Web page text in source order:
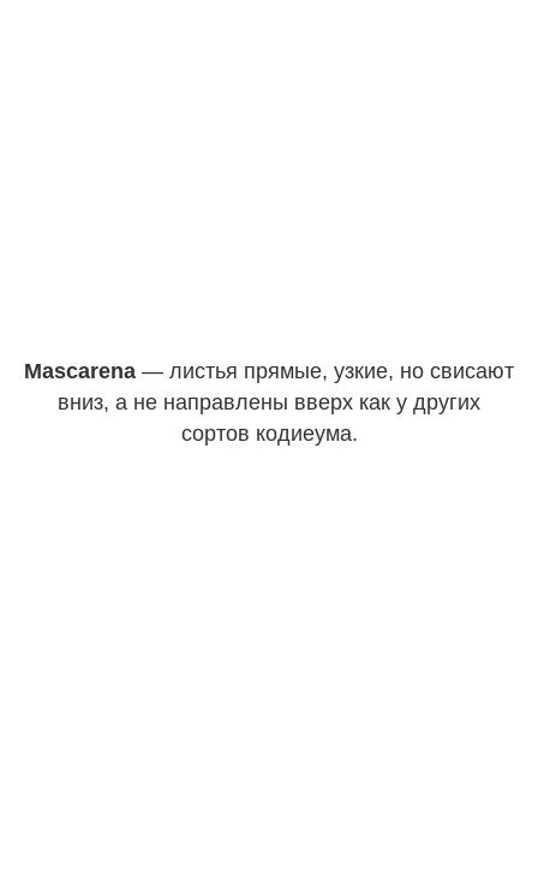
Mascarena — листья прямые, узкие, но свисают
вниз, а не направлены вверх как у других
сортов кодиеума.